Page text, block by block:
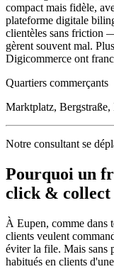
compact mais fidèle,
plateforme digitale
clientèles sans friction
gèrent souvent mal.
Digicommerce ont
Quartiers commerçants
Marktplatz,
Notre consultant se
Pourquoi un
click & collect
À Eupen, comme dans
clients veulent
éviter la file. Mais sans
habitués en clients